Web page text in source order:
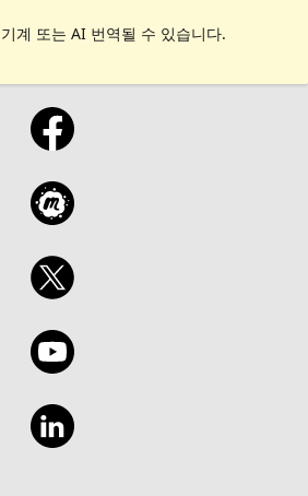
계 또는 AI 번역될 수 있습니다.